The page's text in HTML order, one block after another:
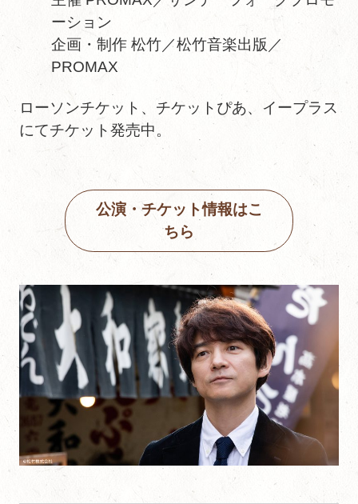
ーション
企画・制作 松竹／松竹音楽出版／
PROMAX
ローソンチケット、チケットぴあ、イープラス
にてチケット発売中。
公演・チケット情報はこ
ちら